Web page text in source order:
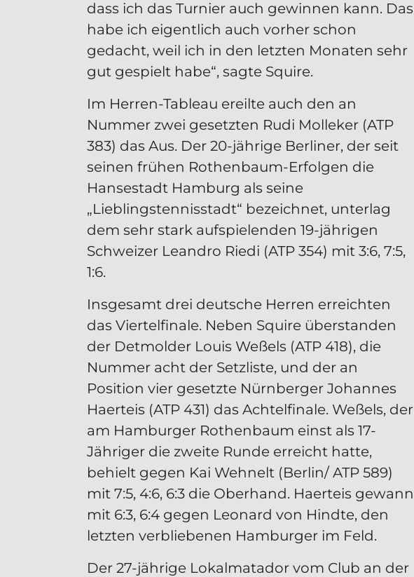
dass ich das Turnier auch gewinnen kann. Das
habe ich eigentlich auch vorher schon
gedacht, weil ich in den letzten Monaten sehr
gut gespielt habe“, sagte Squire.
Im Herren-Tableau ereilte auch den an
Nummer zwei gesetzten Rudi Molleker (ATP
383) das Aus. Der 20-jährige Berliner, der seit
seinen frühen Rothenbaum-Erfolgen die
Hansestadt Hamburg als seine
„Lieblingstennisstadt“ bezeichnet, unterlag
dem sehr stark aufspielenden 19-jährigen
Schweizer Leandro Riedi (ATP 354) mit 3:6, 7:5,
1:6.
Insgesamt drei deutsche Herren erreichten
das Viertelfinale. Neben Squire überstanden
der Detmolder Louis Weßels (ATP 418), die
Nummer acht der Setzliste, und der an
Position vier gesetzte Nürnberger Johannes
Haerteis (ATP 431) das Achtelfinale. Weßels, der
am Hamburger Rothenbaum einst als 17-
Jähriger die zweite Runde erreicht hatte,
behielt gegen Kai Wehnelt (Berlin/ ATP 589)
mit 7:5, 4:6, 6:3 die Oberhand. Haerteis gewann
mit 6:3, 6:4 gegen Leonard von Hindte, den
letzten verbliebenen Hamburger im Feld.
Der 27-jährige Lokalmatador vom Club an der